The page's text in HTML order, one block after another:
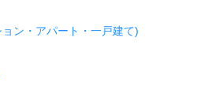
ン・アパート・一戸建て)